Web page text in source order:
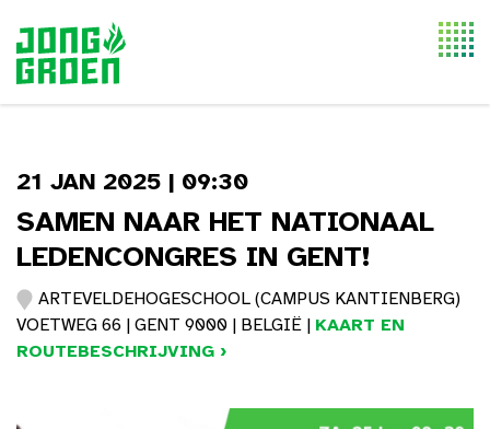
21 JAN 2025 | 09:30
SAMEN NAAR HET NATIONAAL
LEDENCONGRES IN GENT!
ARTEVELDEHOGESCHOOL (CAMPUS KANTIENBERG)
VOETWEG 66 | GENT 9000 | BELGIË | KAART EN
ROUTEBESCHRIJVING ›